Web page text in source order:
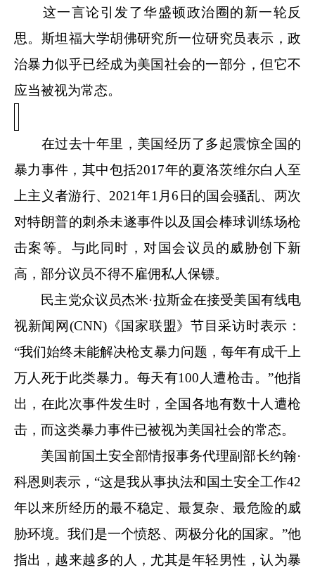
这一言论引发了华盛顿政治圈的新一轮反
思。斯坦福大学胡佛研究所一位研究员表示，政
治暴力似乎已经成为美国社会的一部分，但它不
应当被视为常态。
在过去十年里，美国经历了多起震惊全国的
暴力事件，其中包括2017年的夏洛茨维尔白人至
上主义者游行、2021年1月6日的国会骚乱、两次
对特朗普的刺杀未遂事件以及国会棒球训练场枪
击案等。与此同时，对国会议员的威胁创下新
高，部分议员不得不雇佣私人保镖。
民主党众议员杰米·拉斯金在接受美国有线电
视新闻网(CNN)《国家联盟》节目采访时表示：
“我们始终未能解决枪支暴力问题，每年有成千上
万人死于此类暴力。每天有100人遭枪击。”他指
出，在此次事件发生时，全国各地有数十人遭枪
击，而这类暴力事件已被视为美国社会的常态。
美国前国土安全部情报事务代理副部长约翰·
科恩则表示，“这是我从事执法和国土安全工作42
年以来所经历的最不稳定、最复杂、最危险的威
胁环境。我们是一个愤怒、两极分化的国家。”他
指出，越来越多的人，尤其是年轻男性，认为暴